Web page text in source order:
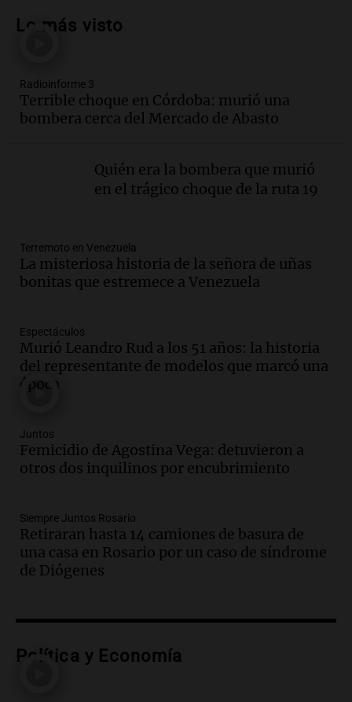
cuestiona certezas masculinas
Audio.Inflación: por qué el 2,9% de
julio en CABA no anticipa el dato
nacional, según economista
Giordano advirtió por el
endeudamiento: "La solución es que
Episodios
Audio.Media sanción a la ley de
inviolabilidad: un avance para
Panorama Federal
Episodios
Audio.Promocionan cortes de cerdo
ante la caída de consumo de carne de
Episodios
Audio.Fieles movilizados por San
Episodios
Audio.Se registra inusual nevada en
Zapala, Neuquén, con más de mil
Audio.Controversia en el peronismo
Lo más visto
Radioinforme 3
Terrible choque en Córdoba: murió una
bombera cerca del Mercado de Abasto
Quién era la bombera que murió
en el trágico choque de la ruta 19
Terremoto en Venezuela
La misteriosa historia de la señora de uñas
bonitas que estremece a Venezuela
Espectáculos
Murió Leandro Rud a los 51 años: la historia
del representante de modelos que marcó una
época
Juntos
Femicidio de Agostina Vega: detuvieron a
otros dos inquilinos por encubrimiento
Siempre Juntos Rosario
Retiraran hasta 14 camiones de basura de
una casa en Rosario por un caso de síndrome
de Diógenes
Política y Economía